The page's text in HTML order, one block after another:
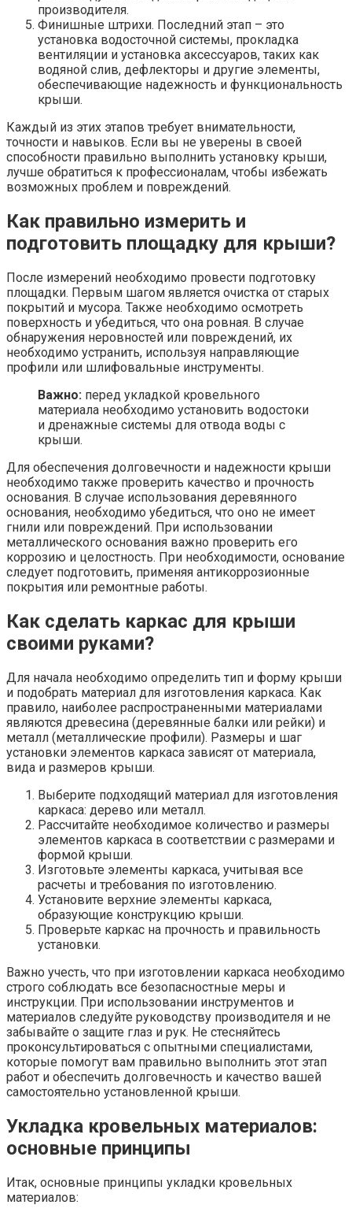
производителя.
Финишные штрихи. Последний этап – это
установка водосточной системы, прокладка
вентиляции и установка аксессуаров, таких как
водяной слив, дефлекторы и другие элементы,
обеспечивающие надежность и функциональность
крыши.
Каждый из этих этапов требует внимательности,
точности и навыков. Если вы не уверены в своей
способности правильно выполнить установку крыши,
лучше обратиться к профессионалам, чтобы избежать
возможных проблем и повреждений.
Как правильно измерить и
подготовить площадку для крыши?
После измерений необходимо провести подготовку
площадки. Первым шагом является очистка от старых
покрытий и мусора. Также необходимо осмотреть
поверхность и убедиться, что она ровная. В случае
обнаружения неровностей или повреждений, их
необходимо устранить, используя направляющие
профили или шлифовальные инструменты.
Важно: перед укладкой кровельного
материала необходимо установить водостоки
и дренажные системы для отвода воды с
крыши.
Для обеспечения долговечности и надежности крыши
необходимо также проверить качество и прочность
основания. В случае использования деревянного
основания, необходимо убедиться, что оно не имеет
гнили или повреждений. При использовании
металлического основания важно проверить его
коррозию и целостность. При необходимости, основание
следует подготовить, применяя антикоррозионные
покрытия или ремонтные работы.
Как сделать каркас для крыши
своими руками?
Для начала необходимо определить тип и форму крыши
и подобрать материал для изготовления каркаса. Как
правило, наиболее распространенными материалами
являются древесина (деревянные балки или рейки) и
металл (металлические профили). Размеры и шаг
установки элементов каркаса зависят от материала,
вида и размеров крыши.
Выберите подходящий материал для изготовления
каркаса: дерево или металл.
Рассчитайте необходимое количество и размеры
элементов каркаса в соответствии с размерами и
формой крыши.
Изготовьте элементы каркаса, учитывая все
расчеты и требования по изготовлению.
Установите верхние элементы каркаса,
образующие конструкцию крыши.
Проверьте каркас на прочность и правильность
установки.
Важно учесть, что при изготовлении каркаса необходимо
строго соблюдать все безопасностные меры и
инструкции. При использовании инструментов и
материалов следуйте руководству производителя и не
забывайте о защите глаз и рук. Не стесняйтесь
проконсультироваться с опытными специалистами,
которые помогут вам правильно выполнить этот этап
работ и обеспечить долговечность и качество вашей
самостоятельно установленной крыши.
Укладка кровельных материалов:
основные принципы
Итак, основные принципы укладки кровельных
материалов: